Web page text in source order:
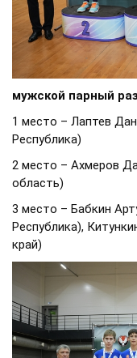
мужской парный
1 место – Лаптев
Республика)
2 место – Ахмеров
область)
3 место – Бабкин
Республика),
край)